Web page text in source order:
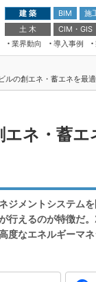
建 築 BIM 施
土 木
CIM・GIS
業界動向
導入事例
ドローンがもた
ムチェンジ”
“Society5.0”
ルの創エネ・蓄エネを最
ネ・蓄
ジメントシステム
行えるのが特徴だ
度なエネルギーマネ